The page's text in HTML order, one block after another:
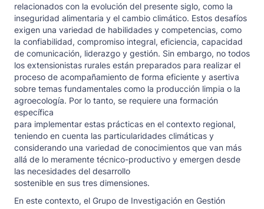
relacionados con la evolución del presente siglo, como la
inseguridad alimentaria y el cambio climático. Estos desafíos
exigen una variedad de habilidades y competencias, como
la confiabilidad, compromiso integral, eficiencia, capacidad
de comunicación, liderazgo y gestión. Sin embargo, no todos
los extensionistas rurales están preparados para realizar el
proceso de acompañamiento de forma eficiente y asertiva
sobre temas fundamentales como la producción limpia o la
agroecología. Por lo tanto, se requiere una formación
específica
para implementar estas prácticas en el contexto regional,
teniendo en cuenta las particularidades climáticas y
considerando una variedad de conocimientos que van más
allá de lo meramente técnico-productivo y emergen desde
las necesidades del desarrollo
sostenible en sus tres dimensiones.
En este contexto, el Grupo de Investigación en Gestión